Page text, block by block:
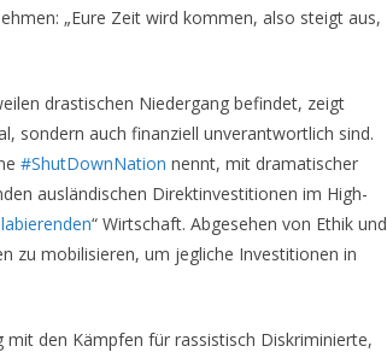
„Eure Zeit wird kommen, also steigt aus,
drastischen Niedergang befindet, zeigt
sondern auch finanziell unverantwortlich sind.
#ShutDownNation nennt, mit dramatischer
ausländischen Direktinvestitionen im High-
“ Wirtschaft. Abgesehen von Ethik und
zu mobilisieren, um jegliche Investitionen in
den Kämpfen für rassistisch Diskriminierte,